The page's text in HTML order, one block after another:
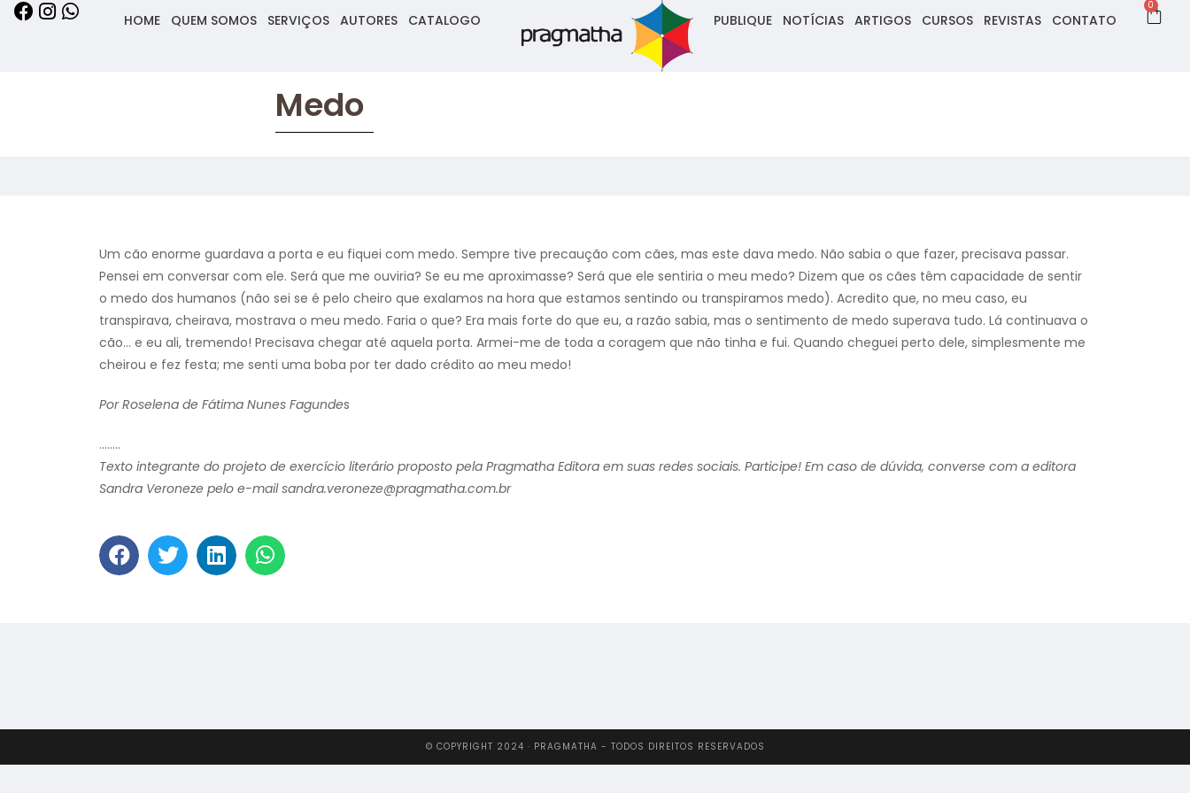
HOME QUEM SOMOS SERVIÇOS AUTORES CATALOGO PUBLIQUE NOTÍCIAS ARTIGOS CURSOS REVISTAS CONTATO
0
Medo
Um cão enorme guardava a porta e eu fiquei com medo. Sempre tive precaução com cães, mas este dava medo. Não sabia o que fazer, precisava passar.
Pensei em conversar com ele. Será que me ouviria? Se eu me aproximasse? Será que ele sentiria o meu medo? Dizem que os cães têm capacidade de sentir
o medo dos humanos (não sei se é pelo cheiro que exalamos na hora que estamos sentindo ou transpiramos medo). Acredito que, no meu caso, eu
transpirava, cheirava, mostrava o meu medo. Faria o que? Era mais forte do que eu, a razão sabia, mas o sentimento de medo superava tudo. Lá continuava o
cão… e eu ali, tremendo! Precisava chegar até aquela porta. Armei-me de toda a coragem que não tinha e fui. Quando cheguei perto dele, simplesmente me
cheirou e fez festa; me senti uma boba por ter dado crédito ao meu medo!
Por Roselena de Fátima Nunes Fagundes
……..
Texto integrante do projeto de exercício literário proposto pela Pragmatha Editora em suas redes sociais. Participe! Em caso de dúvida, converse com a editora
Sandra Veroneze pelo e-mail sandra.veroneze@pragmatha.com.br
© COPYRIGHT 2024 · PRAGMATHA - TODOS DIREITOS RESERVADOS